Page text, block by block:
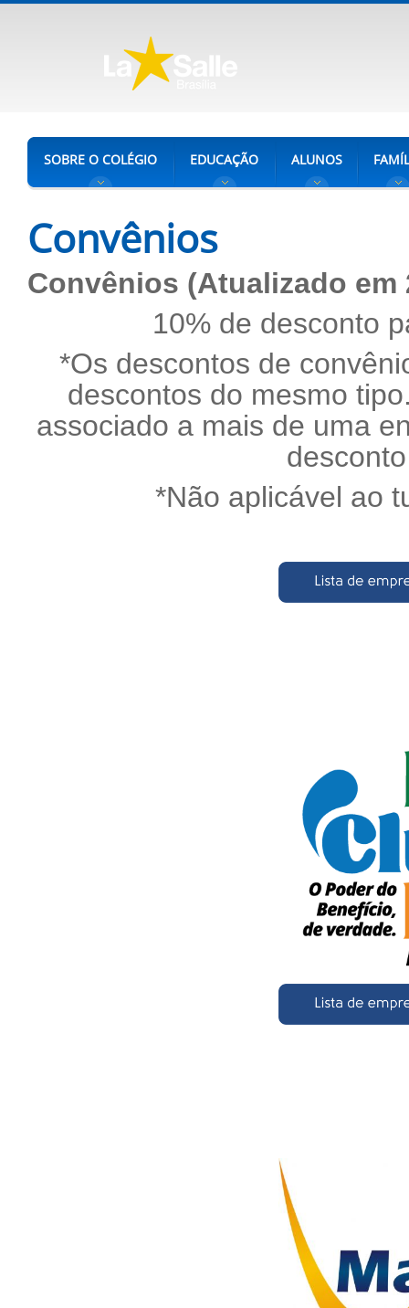
SOBRE O COLÉGIO EDUCAÇÃO ALUNOS
Convênios
Convênios (Atualizado em
10% de desconto
*Os descontos de
descontos do mesmo
associado a mais de uma
*Não aplicável ao